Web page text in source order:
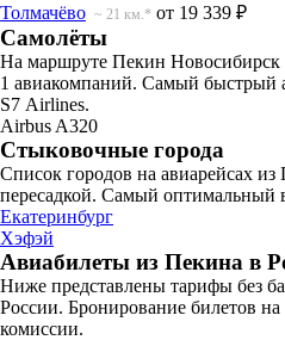
Толмачёво ~ 21 км.* от 19 339 ₽
Самолёты
На маршруте Пекин Новосибирск
1 авиакомпаний. Самый быстрый
S7 Airlines.
Airbus A320
Стыковочные города
Список городов на авиарейсах
пересадкой. Самый оптимальный
Екатеринбург
Хэфэй
Авиабилеты из Пекина в
Ниже представлены тарифы без
России. Бронирование билетов на
комиссии.